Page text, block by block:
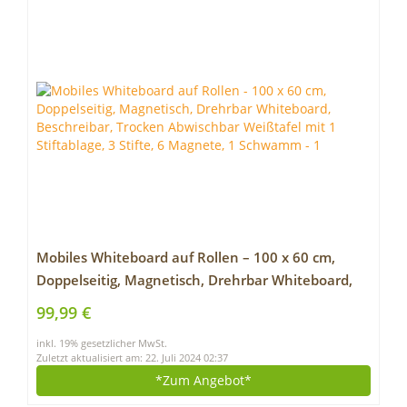
Mobiles Whiteboard auf Rollen – 100 x 60 cm,
Doppelseitig, Magnetisch, Drehrbar Whiteboard,
Beschreibar, Trocken Abwischbar Weißtafel mit 1
Stiftablage, 3 Stifte, 6 Magnete, 1 Schwamm
99,99 €
inkl. 19% gesetzlicher MwSt.
Zuletzt aktualisiert am: 22. Juli 2024 02:37
*Zum Angebot*